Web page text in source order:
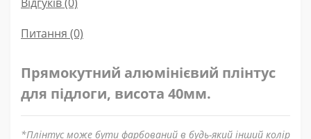
Питання (0)
Прямокутний алюмінієвий плінтус
для підлоги, висота 40мм.
*Плінтус може бути фарбований в будь-який інший колір